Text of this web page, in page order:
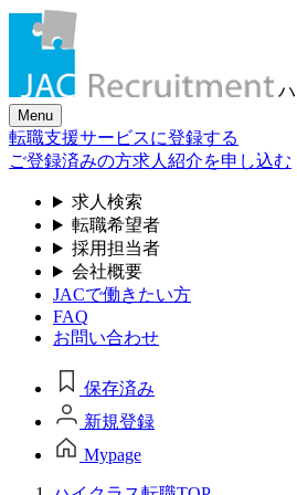
Menu
転職支援サービスに登録する
ご登録済みの方求人紹介を申し込む
求人検索
転職希望者
採用担当者
会社概要
JACで働きたい方
FAQ
お問い合わせ
保存済み
新規登録
Mypage